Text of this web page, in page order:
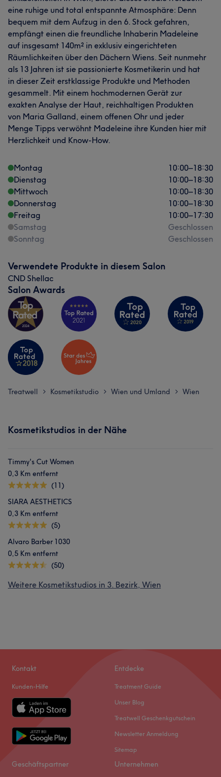
eine ruhige und total entspannte Atmosphäre: Denn
bequem mit dem Aufzug in den 6. Stock gefahren,
empfängt einen die freundliche Inhaberin Madeleine
auf insgesamt 140m² in exklusiv eingerichteten
Räumlichkeiten über den Dächern Wiens. Seit nunmehr
als 13 Jahren ist sie passionierte Kosmetikerin und hat
in dieser Zeit erstklassige Produkte und Methoden
gesammelt. Mit einem hochmodernen Gerät zur
exakten Analyse der Haut, reichhaltigen Produkten
von Maria Galland, einem offenen Ohr und jeder
Menge Tipps verwöhnt Madeleine ihre Kunden hier mit
Herzlichkeit und Know-How.
Montag 10:00–18:30
Dienstag
10:00–18:30
Mittwoch
10:00–18:30
Donnerstag
10:00–18:30
Freitag
10:00–17:30
Samstag
Geschlossen
Sonntag
Geschlossen
Verwendete Produkte in diesem Salon
CND Shellac
Salon Awards
Treatwell > Kosmetikstudio > Wien und Umland > Wien
Kosmetikstudios in der Nähe
Timmy's Cut Women
0,3 Km entfernt
(11)
SIARA AESTHETICS
0,3 Km entfernt
(5)
Alvaro Barber 1030
0,5 Km entfernt
(50)
Weitere Kosmetikstudios in 3. Bezirk, Wien
Kontakt
Kunden-Hilfe
Entdecke
Treatment Guide
Unser Blog
Treatwell Geschenkgutschein
Newsletter Anmeldung
Sitemap
Geschäftspartner Unternehmen